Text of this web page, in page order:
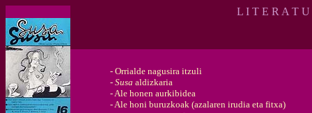
L I T E R A T
- Orrialde nagusira itzuli
- Susa aldizkaria
-Ale honen aurkibidea
-Ale honi buruzkoak (azalaren irudia eta fitxa)